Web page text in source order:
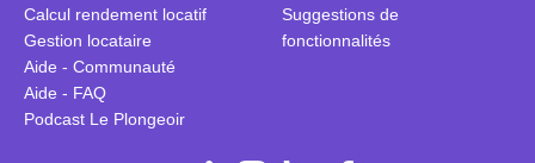
Calcul rendement locatif
Gestion locataire
Aide - Communauté
Aide - FAQ
Podcast Le Plongeoir
Suggestions de
fonctionnalités